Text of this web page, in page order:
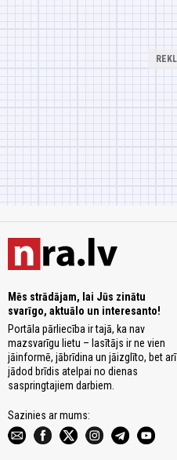
Mēs strādājam, lai Jūs zinātu
svarīgo, aktuālo un interesanto!
Portāla pārliecība ir tajā, ka nav
mazsvarīgu lietu – lasītājs ir ne vien
jāinformē, jābrīdina un jāizglīto, bet arī
jādod brīdis atelpai no dienas
saspringtajiem darbiem.
Sazinies ar mums: